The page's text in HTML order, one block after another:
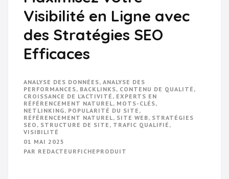
Visibilité en Ligne avec
des Stratégies SEO
Efficaces
ANALYSE DES DONNÉES, ANALYSE DES
PERFORMANCES, BACKLINKS, CONTENU DE QUALITÉ ,
CROISSANCE DE L'ACTIVITÉ , EXPERTS EN
RÉFÉRENCEMENT NATUREL, MOTS-CLÉS,
NETLINKING, POPULARITÉ DU SITE ,
RÉFÉRENCEMENT NATUREL, SITE WEB, STRATÉGIES
SEO , STRUCTURE DE SITE , TRAFIC QUALIFIÉ ,
VISIBILITÉ
01 MAI 2025
PAR REDACTEURFICHEPRODUIT